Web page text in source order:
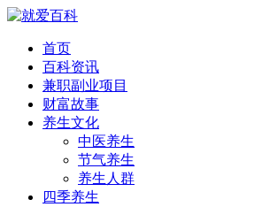
首页
百科资讯
兼职副业项目
财富故事
养生文化
中医养生
节气养生
养生人群
四季养生